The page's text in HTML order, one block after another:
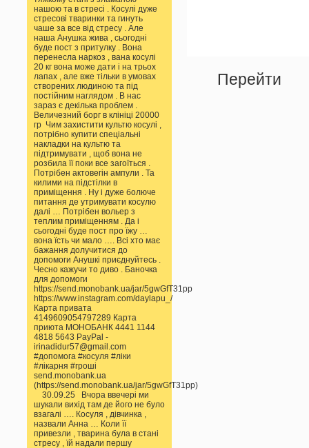
нашою та в стресі . Косулі дуже
стресові тваринки та гинуть
чаше за все від стресу . Але
наша Анушка жива , сьогодні
буде пост з притулку . Вона
перенесла наркоз , вана косулі
20 кг вона може дати і на трьох
лапах , але вже тільки в умовах
створених людиною та під
постійним наглядом . В нас
зараз є декілька проблем .
Величезний борг в клініці 20000
гр Чим захистити культю косулі ,
потрібно купити спеціальні
накладки на культю та
підтримувати , щоб вона не
розбила її поки все загоїться .
Потрібен актовегін ампули . Та
килими на підстілки в
приміщення . Ну і дуже болюче
питання де утримувати косулю
далі … Потрібен вольер з
теплим приміщенням . Да і
сьогодні буде пост про їжу …
вона їсть чи мало …. Всі хто має
бажання долучитися до
допомоги Анушкі приєднуйтесь .
Чесно кажучи то диво . Баночка
для допомоги
https://send.monobank.ua/jar/5gwGfT31pp
https://www.instagram.com/daylapu_/
Карта привата
4149609054797289 Карта
приюта МОНОБАНК 4441 1144
4818 5643 PayPal -
irinadidur57@gmail.com
#допомога #косуля #ліки
#лікарня #гроші
send.monobank.ua
(https://send.monobank.ua/jar/5gwGfT31pp)
30.09.25 Вчора ввечері ми
шукали вихід там де його не було
взагалі …. Косуля , дівчинка ,
назвали Анна … Коли її
привезли , тварина була в стані
стресу , їй надали першу
Перейти